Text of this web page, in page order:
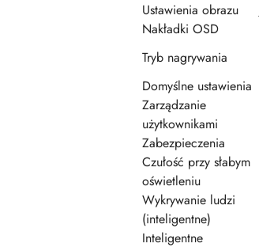
Ustawienia obrazu
Nakładki OSD
Tryb nagrywania
Domyślne ustawienia
Zarządzanie
użytkownikami
Zabezpieczenia
Czułość przy słabym
oświetleniu
Wykrywanie ludzi
(inteligentne)
Inteligentne